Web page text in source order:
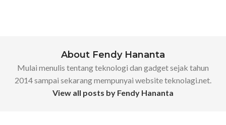
About Fendy Hananta
Mulai menulis tentang teknologi dan gadget sejak tahun
2014 sampai sekarang mempunyai website teknolagi.net.
View all posts by Fendy Hananta